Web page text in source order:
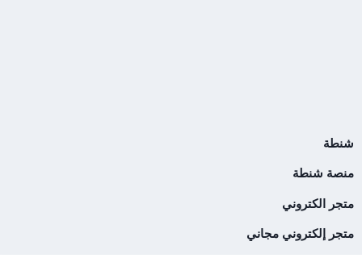
شنطة
منصة شنطة
متجر الكتروني
متجر إلكتروني مجاني